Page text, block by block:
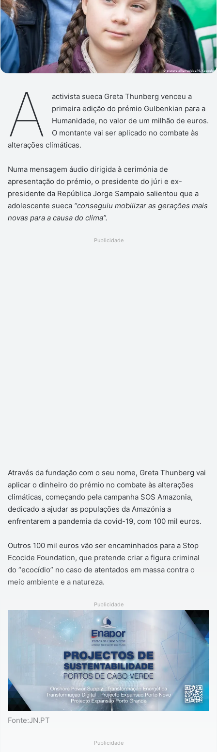
A
activista sueca Greta Thunberg venceu a
primeira edição do prémio Gulbenkian para a
Humanidade, no valor de um milhão de euros.
O montante vai ser aplicado no combate às
alterações climáticas.
Numa mensagem áudio dirigida à cerimónia de
apresentação do prémio, o presidente do júri e ex-
presidente da República Jorge Sampaio salientou que a
adolescente sueca “conseguiu mobilizar as gerações mais
novas para a causa do clima”.
Publicidade
Através da fundação com o seu nome, Greta Thunberg vai
aplicar o dinheiro do prémio no combate às alterações
climáticas, começando pela campanha SOS Amazonia,
dedicado a ajudar as populações da Amazónia a
enfrentarem a pandemia da covid-19, com 100 mil euros.
Outros 100 mil euros vão ser encaminhados para a Stop
Ecocide Foundation, que pretende criar a figura criminal
do “ecocídio” no caso de atentados em massa contra o
meio ambiente e a natureza.
Publicidade
Fonte:JN.PT
Publicidade